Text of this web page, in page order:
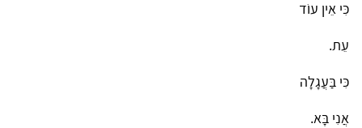
כִּי אֵין עוֹד
עֵת.
כִּי בַּעֲגָלָה
אֲנִי בָּא.